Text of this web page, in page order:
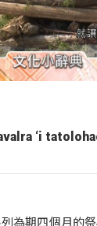
‘i
為期四個月的